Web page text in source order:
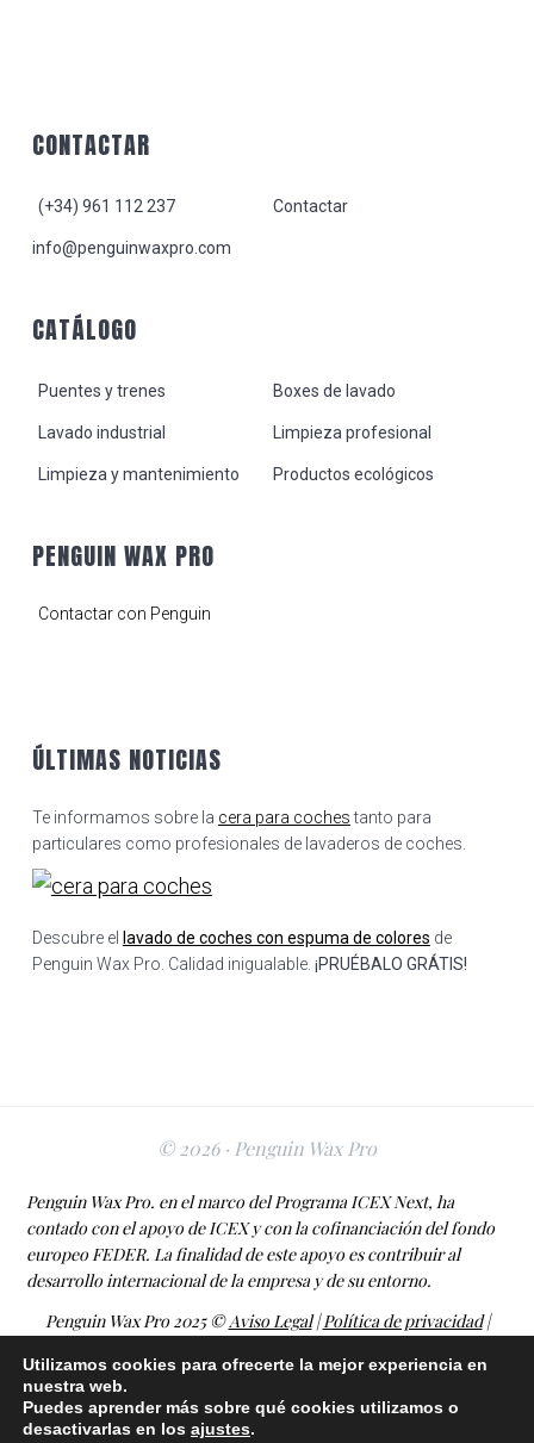
Footer
CONTACTAR
(+34) 961 112 237 Contactar
info@penguinwaxpro.com
CATÁLOGO
Puentes y trenes Boxes de lavado
Lavado industrial Limpieza profesional
Limpieza y mantenimiento Productos ecológicos
PENGUIN WAX PRO
Contactar con Penguin
ÚLTIMAS NOTICIAS
Te informamos sobre la cera para cochestanto para
particulares como profesionales de lavaderos de coches.
Descubre el lavado de coches con espuma de colores de
Penguin Wax Pro. Calidad inigualable. ¡PRUÉBALO GRÁTIS!
© 2026 · Penguin Wax Pro
Penguin Wax Pro. en el marco del Programa ICEX Next, ha
contado con el apoyo de ICEX y con la cofinanciación del fondo
europeo FEDER. La finalidad de este apoyo es contribuir al
desarrollo internacional de la empresa y de su entorno.
Penguin Wax Pro 2025 ©Aviso Legal|Política de privacidad|
Utilizamos cookies para ofrecerte la mejor experiencia en
nuestra web.
Puedes aprender más sobre qué cookies utilizamos o
desactivarlas en los ajustes.